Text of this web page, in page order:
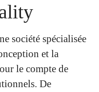
société spécialisée
et la
le compte de
De